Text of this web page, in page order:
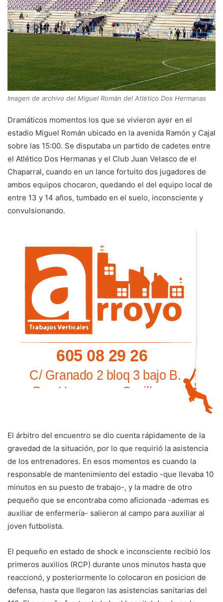
Imagen de archivo del Miguel Román del Atlético Dos Hermanas
Dramáticos momentos los que se vivieron ayer en el
estadio Miguel Román ubicado en la avenida Ramón y Cajal
sobre las 15:00. Se disputaba un partido de cadetes entre
el Atlético Dos Hermanas y el Club Juan Velasco de el
Chaparral, cuando en un lance fortuito dos jugadores de
ambos equipos chocaron, quedando el del equipo local de
entre 13 y 14 años, tumbado en el suelo, inconsciente y
convulsionando.
El árbitro del encuentro se dio cuenta rápidamente de la
gravedad de la situación, por lo que requirió la asistencia
de los entrenadores. En esos momentos es cuando la
responsable de mantenimiento del estadio -que llevaba 10
minutos en su puesto de trabajo-, y la madre de otro
pequeño que se encontraba como aficionada -ademas es
auxiliar de enfermería- salieron al campo para auxiliar al
joven futbolista.
El pequeño en estado de shock e inconsciente recibió los
primeros auxilios (RCP) durante unos minutos hasta que
reaccionó, y posteriormente lo colocaron en posicion de
defensa, hasta que llegaron las asistencias sanitarias del